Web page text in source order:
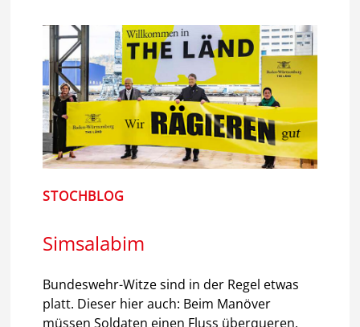
STOCHBLOG
Simsalabim
Bundeswehr-Witze sind in der Regel etwas
platt. Dieser hier auch: Beim Manöver
müssen Soldaten einen Fluss überqueren.